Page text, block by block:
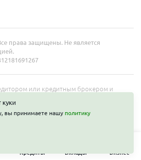
права защищены. Не является
или кредитным брокером и
офертой. Полные условия услуг
Кредиты Вклады Бизнес
куки
вы принимаете нашу политику